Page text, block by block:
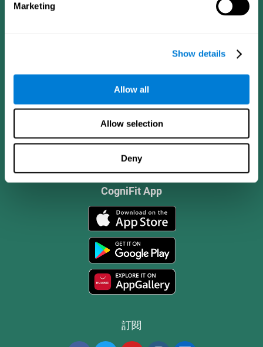
Marketing
Show details
Allow all
Allow selection
Deny
CogniFit App
訂閱